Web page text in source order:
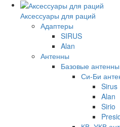
Аксессуары для раций
Адаптеры
SIRUS
Alan
Антенны
Базовые антенны
Си-Би
Sirus
Alan
Sirio